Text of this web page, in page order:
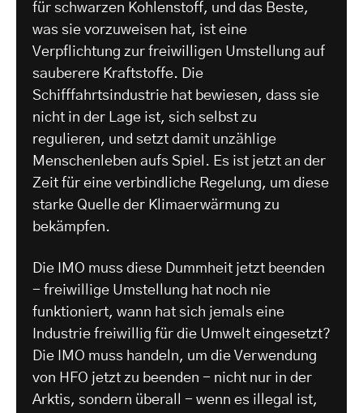
für schwarzen Kohlenstoff, und das Beste,
was sie vorzuweisen hat, ist eine
Verpflichtung zur freiwilligen Umstellung auf
sauberere Kraftstoffe. Die
Schifffahrtsindustrie hat bewiesen, dass sie
nicht in der Lage ist, sich selbst zu
regulieren, und setzt damit unzählige
Menschenleben aufs Spiel. Es ist jetzt an der
Zeit für eine verbindliche Regelung, um diese
starke Quelle der Klimaerwärmung zu
bekämpfen.
Die IMO muss diese Dummheit jetzt beenden
- freiwillige Umstellung hat noch nie
funktioniert, wann hat sich jemals eine
Industrie freiwillig für die Umwelt eingesetzt?
Die IMO muss handeln, um die Verwendung
von HFO jetzt zu beenden - nicht nur in der
Arktis, sondern überall - wenn es illegal ist,